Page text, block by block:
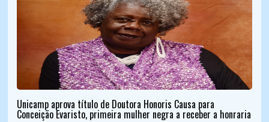
Unicamp aprova título de Doutora Honoris Causa para
Conceição Evaristo, primeira mulher negra a receber a honraria